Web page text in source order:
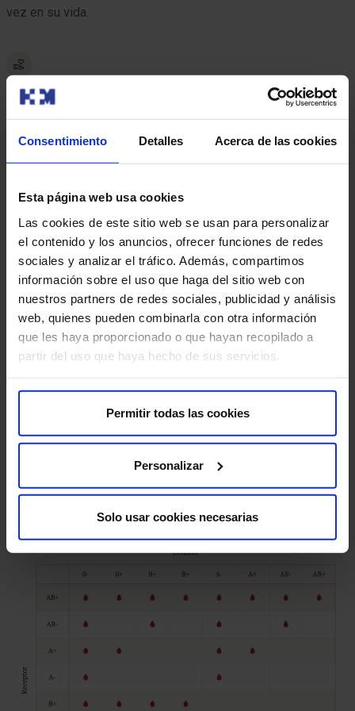
Consentimiento Detalles Acerca de las cookies
Esta página web usa cookies
Las cookies de este sitio web se usan para personalizar
el contenido y los anuncios, ofrecer funciones de redes
sociales y analizar el tráfico. Además, compartimos
información sobre el uso que haga del sitio web con
nuestros partners de redes sociales, publicidad y análisis
web, quienes pueden combinarla con otra información
que les haya proporcionado o que hayan recopilado a
partir del uso que haya hecho de sus servicios.
Permitir todas las cookies
Personalizar
Solo usar cookies necesarias
vez en su vida.
20 minutos salvan 3 vidas
Una donación salva 3 vidas. Es decir, tres largas vidas a
Donar sangre es muy seguro
Donar sangre es muy seguro, no debes tener miedo.
Una forma de sentirte bien
Ayudar y formar parte de esta cadena de intercambio te hará
sentir bien.
de 10.625 donantes. ¿Quieres formar
parte?
¿Quién puede donar sangre a quién?
Aquí tienes la tabla de compatibilidades entre grupos